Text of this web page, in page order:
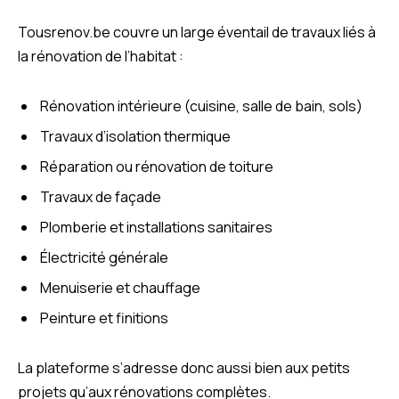
Tousrenov.be couvre un large éventail de travaux liés à
la rénovation de l’habitat :
Rénovation intérieure (cuisine, salle de bain, sols)
Travaux d’isolation thermique
Réparation ou rénovation de toiture
Travaux de façade
Plomberie et installations sanitaires
Électricité générale
Menuiserie et chauffage
Peinture et finitions
La plateforme s’adresse donc aussi bien aux petits
projets qu’aux rénovations complètes.